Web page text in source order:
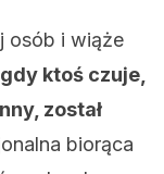
osób i wiąże
ktoś czuje,
został
biorąca